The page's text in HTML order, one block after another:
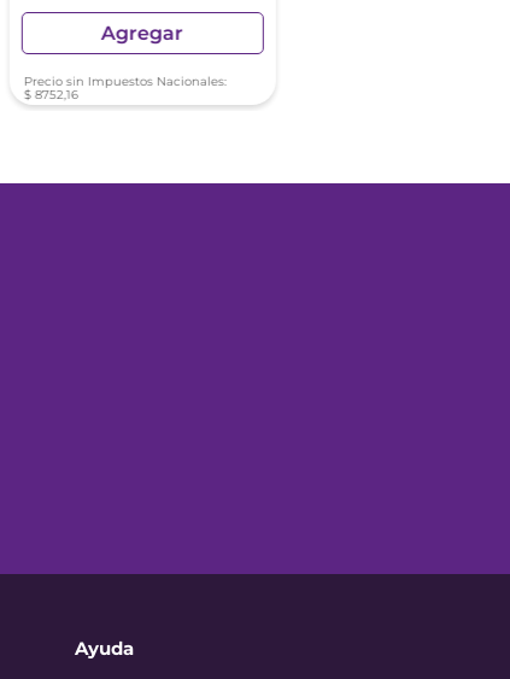
Agregar
Precio sin Impuestos Nacionales:
$ 8752,16
Ayuda